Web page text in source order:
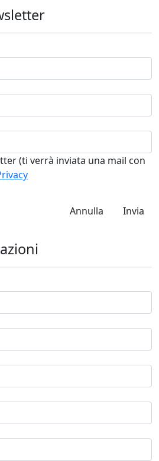
(ti verrà inviata una mail con
Annulla Invia